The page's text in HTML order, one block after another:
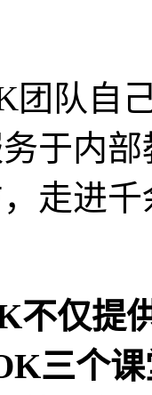
团队自
于内
走进
不仅提
三个